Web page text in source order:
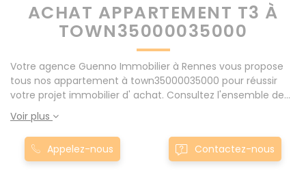
ACHAT APPARTEMENT T3 À
TOWN35000035000
Votre agence Guenno Immobilier à Rennes vous propose
tous nos appartement à town35000035000 pour réussir
votre projet immobilier d' achat. Consultez l'ensemble de
nos offres à Rennes mais également aux alentours : Le
Rheu, Pacé, Montgermont... Nos appartement T3 à
town35000035000 sont proposés au meilleur prix du
marché pour permettre au plus grand nombre de réussir
Voir plus
Appelez-nous Contactez-nous